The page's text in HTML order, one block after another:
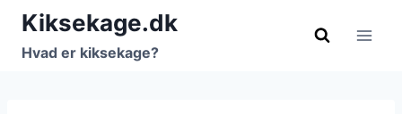
Fortsæt
indhold
Kiksekage.dk
Hvad er kiksekage?